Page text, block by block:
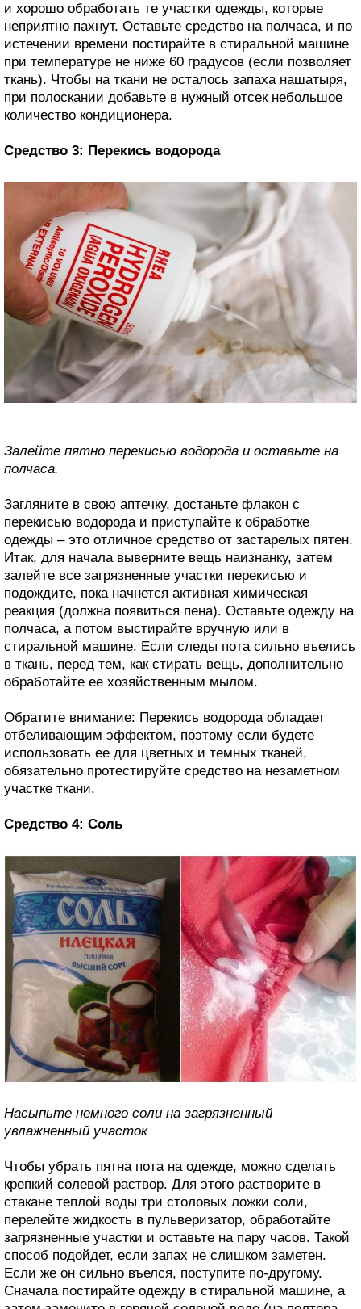
и хорошо обработать те участки одежды, которые
неприятно пахнут. Оставьте средство на полчаса, и по
истечении времени постирайте в стиральной машине
при температуре не ниже 60 градусов (если позволяет
ткань). Чтобы на ткани не осталось запаха нашатыря,
при полоскании добавьте в нужный отсек небольшое
количество кондиционера.
Средство 3: Перекись водорода
Залейте пятно перекисью водорода и оставьте на
полчаса.
Загляните в свою аптечку, достаньте флакон с
перекисью водорода и приступайте к обработке
одежды – это отличное средство от застарелых пятен.
Итак, для начала выверните вещь наизнанку, затем
залейте все загрязненные участки перекисью и
подождите, пока начнется активная химическая
реакция (должна появиться пена). Оставьте одежду на
полчаса, а потом выстирайте вручную или в
стиральной машине. Если следы пота сильно въелись
в ткань, перед тем, как стирать вещь, дополнительно
обработайте ее хозяйственным мылом.
Обратите внимание: Перекись водорода обладает
отбеливающим эффектом, поэтому если будете
использовать ее для цветных и темных тканей,
обязательно протестируйте средство на незаметном
участке ткани.
Средство 4: Соль
Насыпьте немного соли на загрязненный
увлажненный участок
Чтобы убрать пятна пота на одежде, можно сделать
крепкий солевой раствор. Для этого растворите в
стакане теплой воды три столовых ложки соли,
перелейте жидкость в пульверизатор, обработайте
загрязненные участки и оставьте на пару часов. Такой
способ подойдет, если запах не слишком заметен.
Если же он сильно въелся, поступите по-другому.
Сначала постирайте одежду в стиральной машине, а